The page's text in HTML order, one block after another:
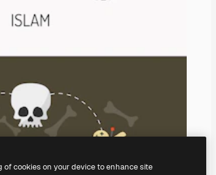
of cookies on your device to enhance site